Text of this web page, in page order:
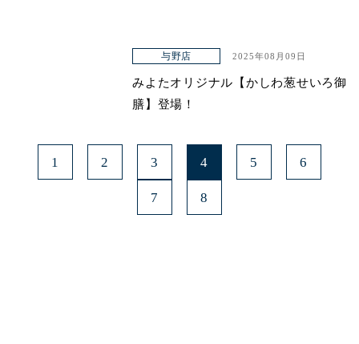
与野店 2025年08月09日
みよたオリジナル【かしわ葱せいろ御
膳】登場！
1 2 3 4 5 6
7 8